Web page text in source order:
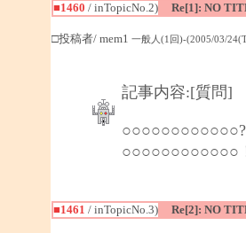
■1460 / inTopicNo.2) Re[1]: NO
□投稿者/ mem1 一般人(1回)-(2005/03/
記事内容:[質問]
○○○○○○○○○○○○?
○○○○○○○○○○○○
■1461 / inTopicNo.3) Re[2]: NO